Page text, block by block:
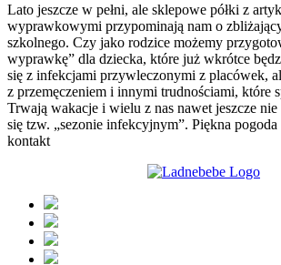
Lato jeszcze w pełni, ale sklepowe półki z
wyprawkowymi przypominają nam o
szkolnego. Czy jako rodzice możemy
wyprawkę” dla dziecka, które już wkrótce
się z infekcjami przywleczonymi z placówek,
z przemęczeniem i innymi trudnościami, które
Trwają wakacje i wielu z nas nawet jeszcze
się tzw. „sezonie infekcyjnym”. Piękna
kontakt